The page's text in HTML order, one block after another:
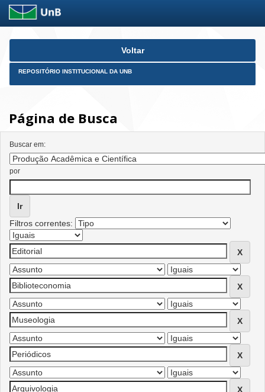
Skip
Voltar
REPOSITÓRIO INSTITUCIONAL DA UNB
Página de Busca
Buscar em:
por
Filtros correntes: